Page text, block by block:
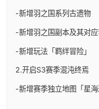
-新增羽之国系列古遗物
-新增羽之国副本及其对
-新增玩法「羁绊冒险」
2.开启S3赛季混沌终焉
-新增赛季独立地图「星海